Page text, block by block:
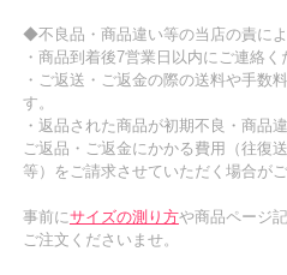
◆不良品・商品違い等の当店の責に
・商品到着後7営業日以内にご連絡く
・ご返送・ご返金の際の送料や手数
す。
・返品された商品が初期不良・商品
ご返品・ご返金にかかる費用（往復
等）をご請求させていただく場合がご
事前にサイズの測り方や商品ページ
ご注文くださいませ。